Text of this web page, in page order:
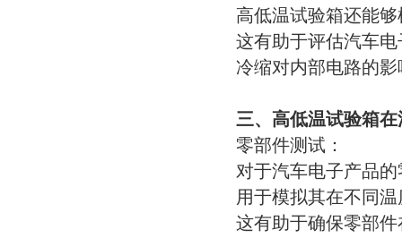
高低温试验箱还能
这有助于评估汽车
冷缩对内部电路的影
三、高低温试验箱
零部件测试：
对于汽车电子产品
用于模拟其在不同
这有助于确保零部